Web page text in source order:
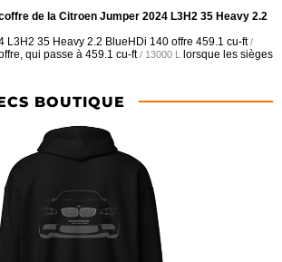
de la Citroen Jumper 2024 L3H2 35 Heavy 2.2
L3H2 35 Heavy 2.2 BlueHDi 140 offre 459.1 cu-ft /
qui passe à 459.1 cu-ft / 13000 L lorsque les sièges
BOUTIQUE